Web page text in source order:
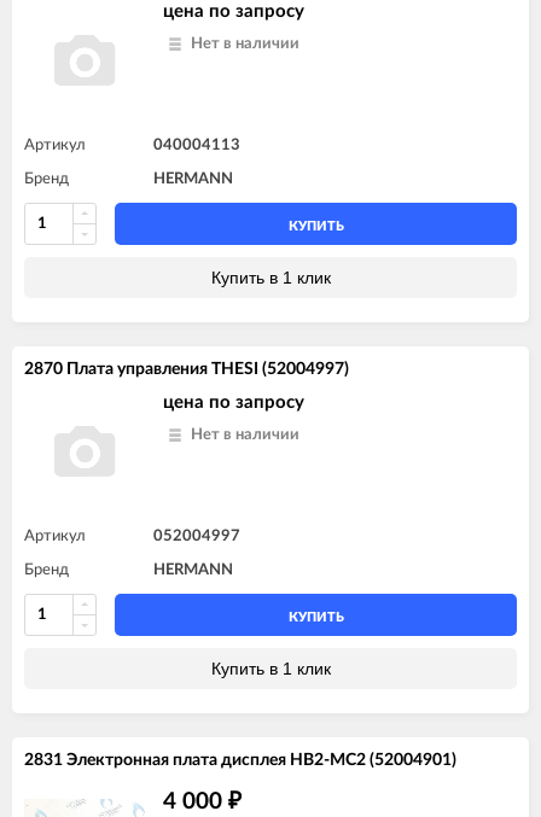
цена по запросу
Нет в наличии
Артикул 040004113
Бренд HERMANN
КУПИТЬ
Купить в 1 клик
2870 Плата управления THESI (52004997)
цена по запросу
Нет в наличии
Артикул 052004997
Бренд HERMANN
КУПИТЬ
Купить в 1 клик
2831 Электронная плата дисплея HB2-MC2 (52004901)
4 000 ₽